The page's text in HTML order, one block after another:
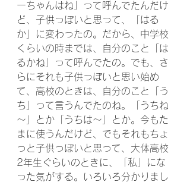
ーちゃんはね」って呼んでたんだけ
ど、子供っぽいと思って、「はる
か」に変わったの。だから、中学校
くらいの時までは、自分のこと「は
るかね」って呼んでたの。でも、さ
らにそれも子供っぽいと思い始め
て、高校のときは、自分のこと「う
ち」って言うんでたのね。「うちね
～」とか「うちは～」とか。今もた
まに使うんだけど、でもそれもちょ
っと子供っぽいと思って、大体高校
2年生ぐらいのときに、「私」にな
った気がする。いろいろ分かりまし